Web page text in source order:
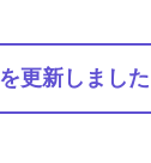
更新しまし